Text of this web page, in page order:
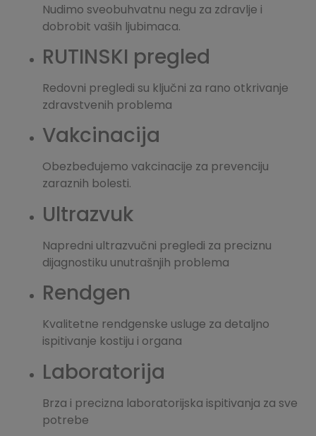
Nudimo sveobuhvatnu negu za zdravlje i
dobrobit vaših ljubimaca.
RUTINSKI pregled
Redovni pregledi su ključni za rano otkrivanje
zdravstvenih problema
Vakcinacija
Obezbeđujemo vakcinacije za prevenciju
zaraznih bolesti.
Ultrazvuk
Napredni ultrazvučni pregledi za preciznu
dijagnostiku unutrašnjih problema
Rendgen
Kvalitetne rendgenske usluge za detaljno
ispitivanje kostiju i organa
Laboratorija
Brza i precizna laboratorijska ispitivanja za sve
potrebe